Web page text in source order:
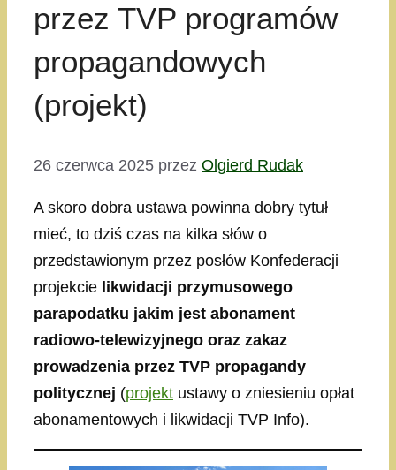
przez TVP programów
propagandowych
(projekt)
26 czerwca 2025 przez Olgierd Rudak
A skoro dobra ustawa powinna dobry tytuł
mieć, to dziś czas na kilka słów o
przedstawionym przez posłów Konfederacji
projekcie likwidacji przymusowego
parapodatku jakim jest abonament
radiowo-telewizyjnego oraz zakaz
prowadzenia przez TVP propagandy
politycznej (projekt ustawy o zniesieniu opłat
abonamentowych i likwidacji TVP Info).